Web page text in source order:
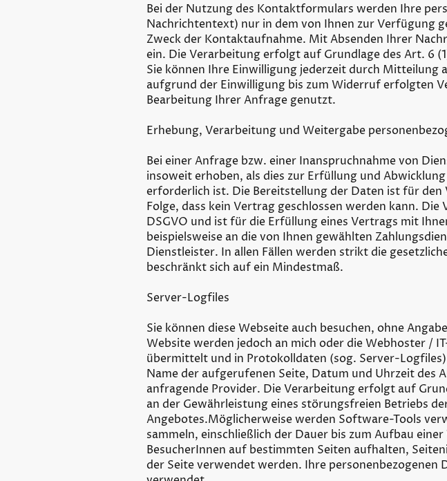
Bei der Nutzung des Kontaktformulars werden Ihre
Nachrichtentext) nur in dem von Ihnen zur Verfügung
Zweck der Kontaktaufnahme. Mit Absenden Ihrer
ein. Die Verarbeitung erfolgt auf Grundlage des Art. 6
Sie können Ihre Einwilligung jederzeit durch Mitteilung
aufgrund der Einwilligung bis zum Widerruf erfolgten
Bearbeitung Ihrer Anfrage genutzt.
Erhebung, Verarbeitung und Weitergabe
Bei einer Anfrage bzw. einer Inanspruchnahme von
insoweit erhoben, als dies zur Erfüllung und
erforderlich ist. Die Bereitstellung der Daten ist für
Folge, dass kein Vertrag geschlossen werden kann.
DSGVO und ist für die Erfüllung eines Vertrags mit
beispielsweise an die von Ihnen gewählten
Dienstleister. In allen Fällen werden strikt die
beschränkt sich auf ein Mindestmaß.
Server-Logfiles
Sie können diese Webseite auch besuchen, ohne
Website werden jedoch an mich oder die Webhoster /
übermittelt und in Protokolldaten (sog. Server-
Name der aufgerufenen Seite, Datum und Uhrzeit des
anfragende Provider. Die Verarbeitung erfolgt auf
an der Gewährleistung eines störungsfreien Betriebs
Angebotes.Möglicherweise werden Software-Tools
sammeln, einschließlich der Dauer bis zum Aufbau
BesucherInnen auf bestimmten Seiten aufhalten,
der Seite verwendet werden. Ihre personenbezogenen